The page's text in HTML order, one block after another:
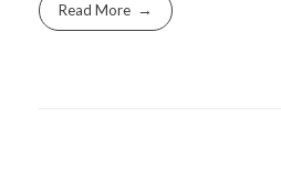
Read More